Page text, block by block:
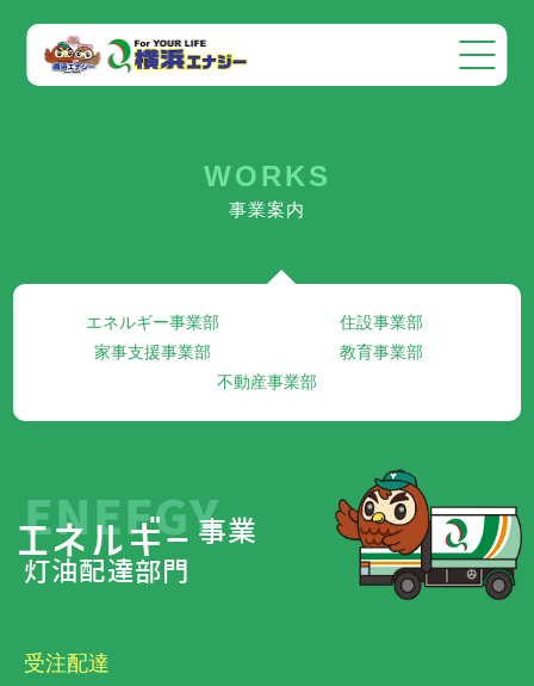
採用情報
お問い合わせ
WORKS
事業案内
エネルギー事業部
住設事業部
家事支援事業部
教育事業部
不動産事業部
ENEFGY
エネルギー 事業
灯油配達部門
受注配達